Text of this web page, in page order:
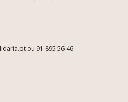
ou 91 895 56 46